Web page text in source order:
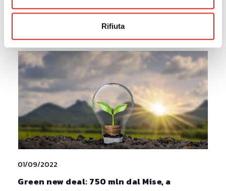
Rifiuta
01/09/2022
Green new deal: 750 mln dal Mise, a